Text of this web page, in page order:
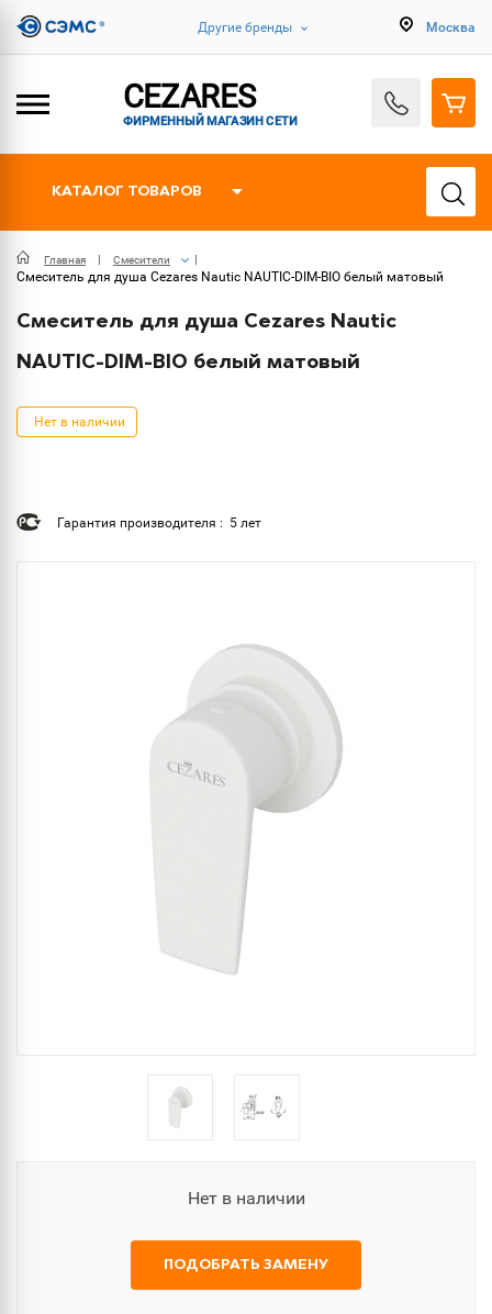
Другие бренды Москва
CEZARES
ФИРМЕННЫЙ МАГАЗИН СЕТИ
КАТАЛОГ ТОВАРОВ
Главная Смесители
Смеситель для душа Cezares Nautic NAUTIC-DIM-BIO белый матовый
Смеситель для душа Cezares Nautic
NAUTIC-DIM-BIO белый матовый
Нет в наличии
Гарантия производителя : 5 лет
Нет в наличии
ПОДОБРАТЬ ЗАМЕНУ